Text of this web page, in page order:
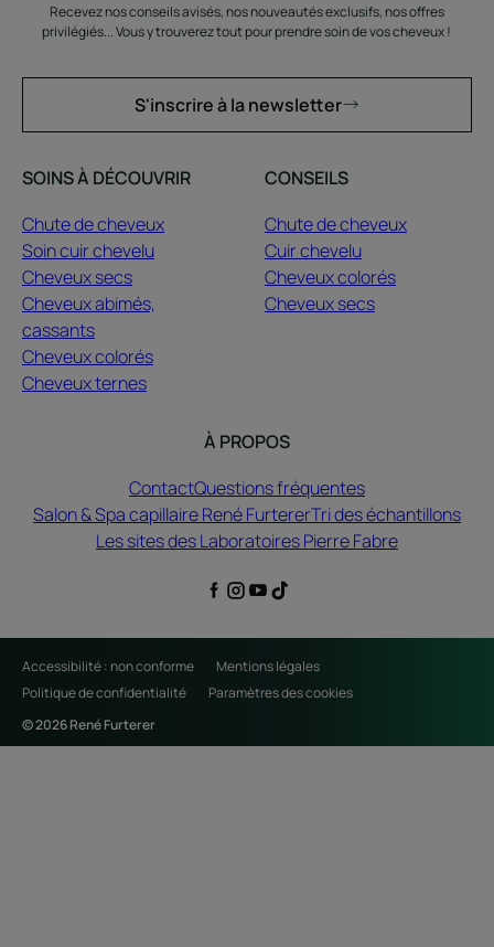
Recevez nos conseils avisés, nos nouveautés exclusifs, nos offres
privilégiés... Vous y trouverez tout pour prendre soin de vos cheveux !
S'inscrire à la newsletter
SOINS À DÉCOUVRIR
Chute de cheveux
Soin cuir chevelu
Cheveux secs
Cheveux abimés,
cassants
Cheveux colorés
Cheveux ternes
CONSEILS
Chute de cheveux
Cuir chevelu
Cheveux colorés
Cheveux secs
À PROPOS
ContactQuestions fréquentes
Salon & Spa capillaire René FurtererTri des échantillons
Les sites des Laboratoires Pierre Fabre
Accessibilité : non conforme
Mentions légales
Politique de confidentialité
Paramètres des cookies
© 2026 René Furterer